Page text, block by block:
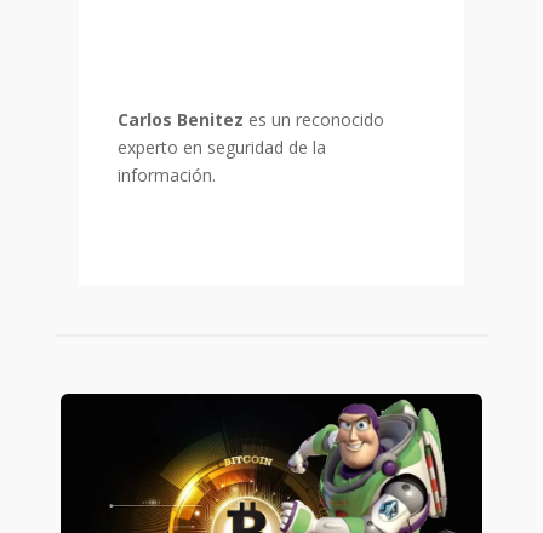
Carlos Benitez es un reconocido
experto en seguridad de la
información.